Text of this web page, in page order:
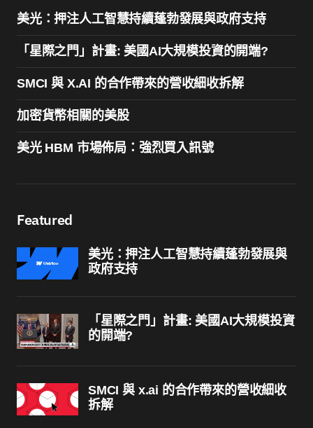
美光：押注人工智慧持續蓬勃發展與政府支持
「星際之門」計畫: 美國AI大規模投資的開端?
SMCI 與 X.AI 的合作帶來的營收細收拆解
加密貨幣相關的美股
美光 HBM 市場佈局：強烈買入訊號
Featured
美光：押注人工智慧持續蓬勃發展與
政府支持
「星際之門」計畫: 美國AI大規模投資
的開端?
SMCI 與 x.ai 的合作帶來的營收細收
拆解